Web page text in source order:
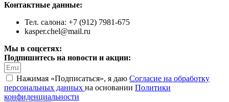
Контактные данные:
Тел. салона: +7 (912) 7981-675
kasper.chel@mail.ru
Мы в соцсетях:
Подпишитесь на новости и акции:
Нажимая «Подписаться», я даю Согласие на обработку
персональных данных на основании Политики
конфиденциальности